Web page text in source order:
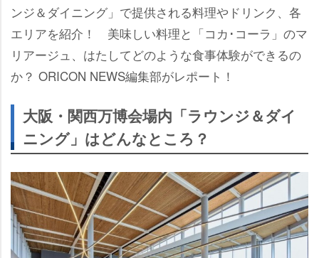
ンジ＆ダイニング」で提供される料理やドリンク、各
エリアを紹介！ 美味しい料理と「コカ･コーラ」のマ
リアージュ、はたしてどのような食事体験ができるの
か？ ORICON NEWS編集部がレポート！
大阪・関西万博会場内「ラウンジ＆ダイ
ニング」はどんなところ？